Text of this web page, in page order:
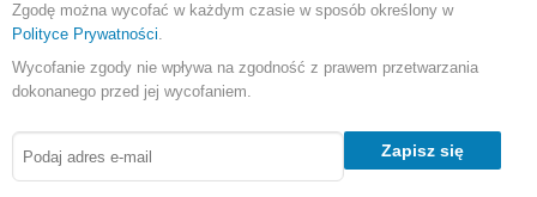
Zgodę można wycofać w każdym czasie w sposób określony w
Polityce Prywatności.
Wycofanie zgody nie wpływa na zgodność z prawem przetwarzania
dokonanego przed jej wycofaniem.
Zapisz się